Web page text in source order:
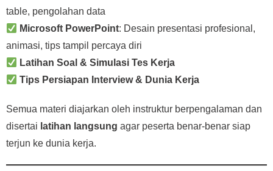
table, pengolahan data
Microsoft PowerPoint: Desain presentasi profesional,
animasi, tips tampil percaya diri
Latihan Soal & Simulasi Tes Kerja
Tips Persiapan Interview & Dunia Kerja
Semua materi diajarkan oleh instruktur berpengalaman dan
disertai latihan langsung agar peserta benar-benar siap
terjun ke dunia kerja.